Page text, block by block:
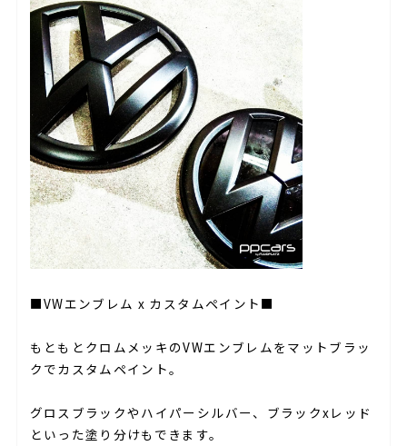
■VWエンブレム x カスタムペイント■
もともとクロムメッキのVWエンブレムをマットブラッ
クでカスタムペイント。
グロスブラックやハイパーシルバー、ブラックxレッド
といった塗り分けもできます。